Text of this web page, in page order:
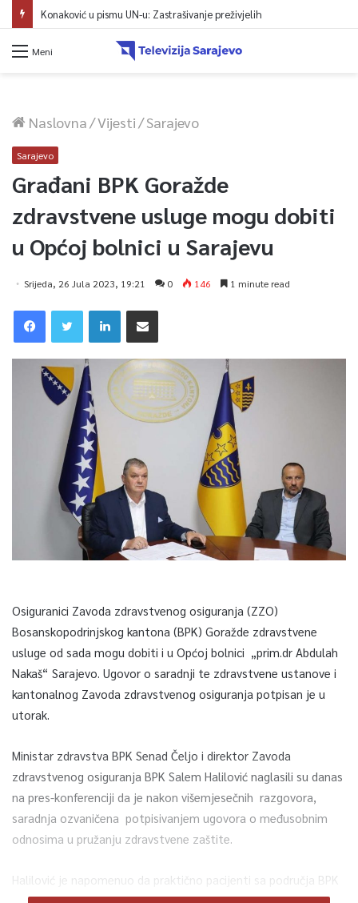
Konaković u pismu UN-u: Zastrašivanje preživjelih
Meni
Naslovna/Vijesti/Sarajevo
Sarajevo
Građani BPK Goražde
zdravstvene usluge mogu dobiti
u Općoj bolnici u Sarajevu
Srijeda, 26 Jula 2023, 19:21 0 146 1 minute read
Osiguranici Zavoda zdravstvenog osiguranja (ZZO)
Bosanskopodrinjskog kantona (BPK) Goražde zdravstvene
usluge od sada mogu dobiti i u Općoj bolnici „prim.dr Abdulah
Nakaš“ Sarajevo. Ugovor o saradnji te zdravstvene ustanove i
kantonalnog Zavoda zdravstvenog osiguranja potpisan je u
utorak.
Ministar zdravstva BPK Senad Čeljo i direktor Zavoda
zdravstvenog osiguranja BPK Salem Halilović naglasili su danas
na pres-konferenciji da je nakon višemjesečnih razgovora,
saradnja ozvaničena potpisivanjem ugovora o međusobnim
odnosima u pružanju zdravstvene zaštite.
Halilović je napomenuo da praktično pacijenti sa područja BPK
Goražde, već od sutra u Općoj bolnici mogu koristiti sve